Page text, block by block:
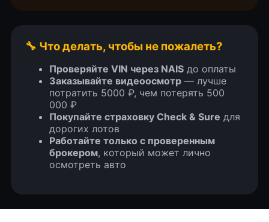
🔧 Что делать, чтобы не пожалеть?
Проверяйте VIN через NAISдо оплаты
Заказывайте видеоосмотр— лучше
потратить 5000 ₽, чем потерять 500
000 ₽
Покупайте страховку Check & Sure для
дорогих лотов
Работайте только с проверенным
брокером, который может лично
осмотреть авто